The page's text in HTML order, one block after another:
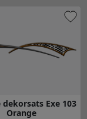
dekorsats Exe 103
Orange